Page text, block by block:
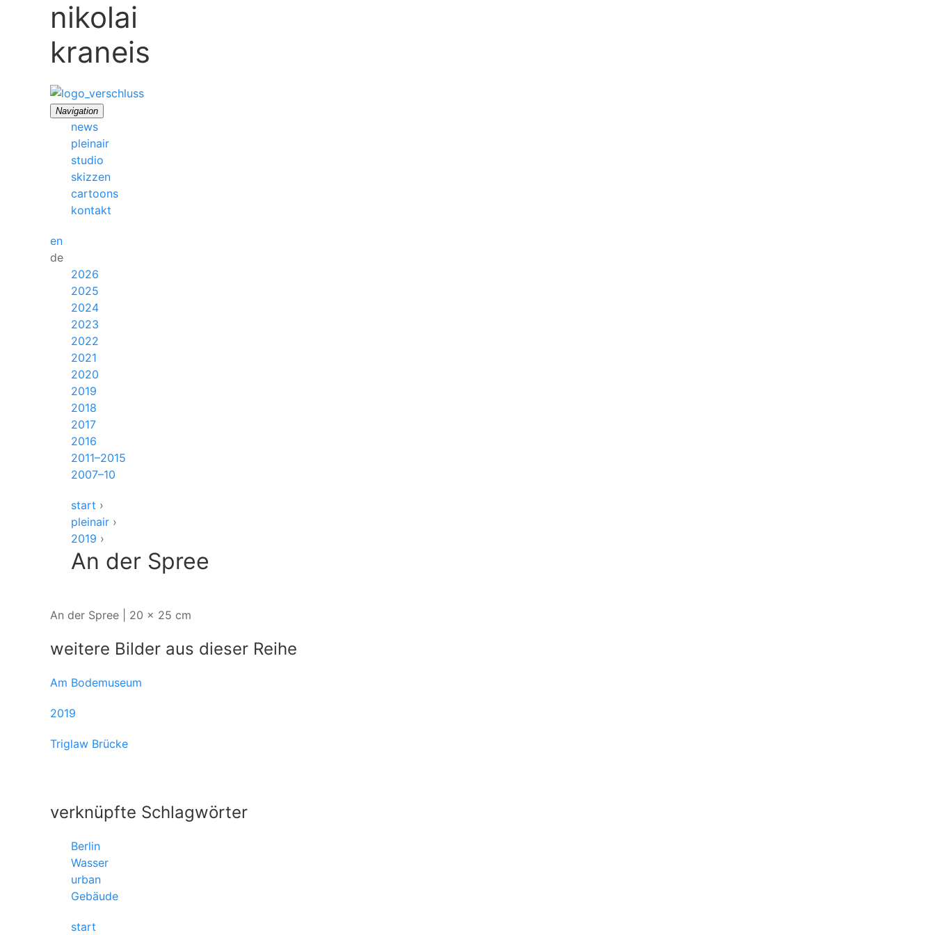
nikolai
kraneis
Navigation
news
pleinair
studio
skizzen
cartoons
kontakt
en
de
2026
2025
2024
2023
2022
2021
2020
2019
2018
2017
2016
2011–2015
2007–10
start ›
pleinair ›
2019 ›
An der Spree
An der Spree | 20 x 25 cm
weitere Bilder aus dieser Reihe
Am Bodemuseum
2019
Triglaw Brücke
verknüpfte Schlagwörter
Berlin
Wasser
urban
Gebäude
start